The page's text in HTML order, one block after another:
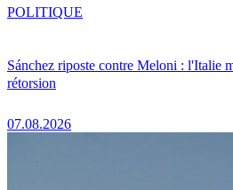
Sánchez riposte contre Meloni : l'Italie
rétorsion
07.08.2026
POLITIQUE